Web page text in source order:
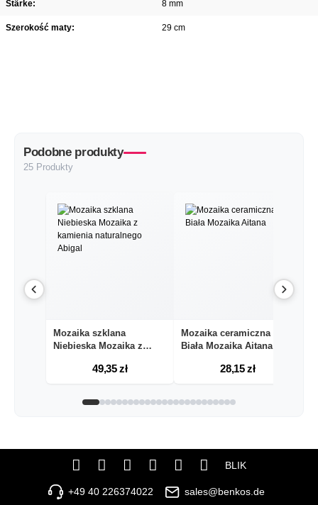
Stärke: 8 mm
Szerokość maty: 29 cm
Podobne produkty
25 Produkty
Mozaika szklana
Niebieska Mozaika z
49,35 zł
Mozaika ceramiczna
Biała Mozaika Aitana
28,15 zł
BLIK
+49 40 226374022 sales@benkos.de